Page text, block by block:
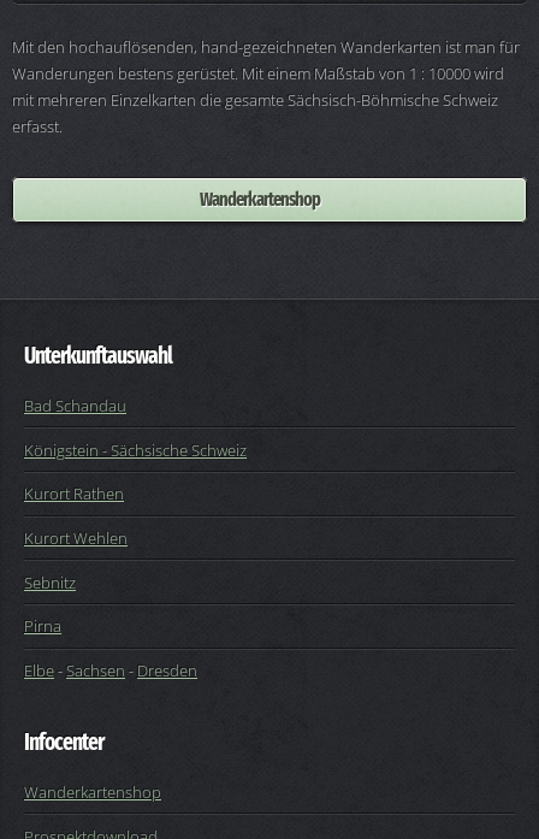
Mit den hochauflösenden, hand-gezeichneten Wanderkarten ist man für
Wanderungen bestens gerüstet. Mit einem Maßstab von 1 : 10000 wird
mit mehreren Einzelkarten die gesamte Sächsisch-Böhmische Schweiz
erfasst.
Wanderkartenshop
Unterkunftauswahl
Bad Schandau
Königstein - Sächsische Schweiz
Kurort Rathen
Kurort Wehlen
Sebnitz
Pirna
Elbe-Sachsen - Dresden
Infocenter
Wanderkartenshop